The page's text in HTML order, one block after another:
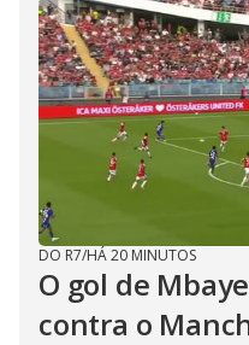
DO R7/HÁ 20 MINUTOS
O gol de
contra o